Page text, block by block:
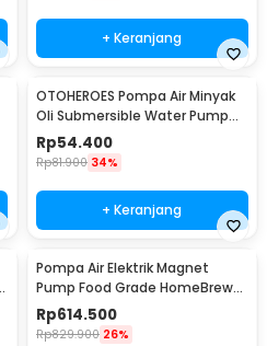
+ Keranjang
OTOHEROES Pompa Air Minyak
Oli Submersible Water Pump
12V - YB-028
Rp54.400
Rp81.900 34%
+ Keranjang
Pompa Air Elektrik Magnet
Pump Food Grade HomeBrew
Wine 10W 19L/Min - MP-15RM
Rp614.500
Rp829.900 26%